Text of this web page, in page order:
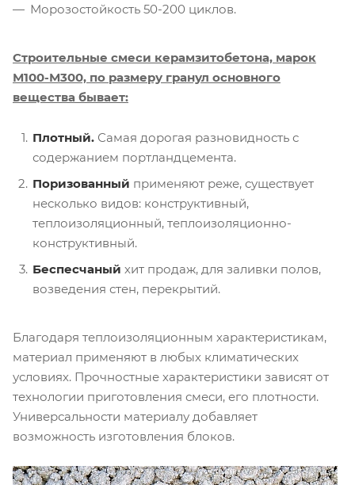
Морозостойкость 50-200 циклов.
Строительные смеси керамзитобетона, марок
М100-М300, по размеру гранул основного
вещества бывает:
Плотный. Самая дорогая разновидность с
содержанием портландцемента.
Поризованный применяют реже, существует
несколько видов: конструктивный,
теплоизоляционный, теплоизоляционно-
конструктивный.
Беспесчаный хит продаж, для заливки полов,
возведения стен, перекрытий.
Благодаря теплоизоляционным характеристикам,
материал применяют в любых климатических
условиях. Прочностные характеристики зависят от
технологии приготовления смеси, его плотности.
Универсальности материалу добавляет
возможность изготовления блоков.